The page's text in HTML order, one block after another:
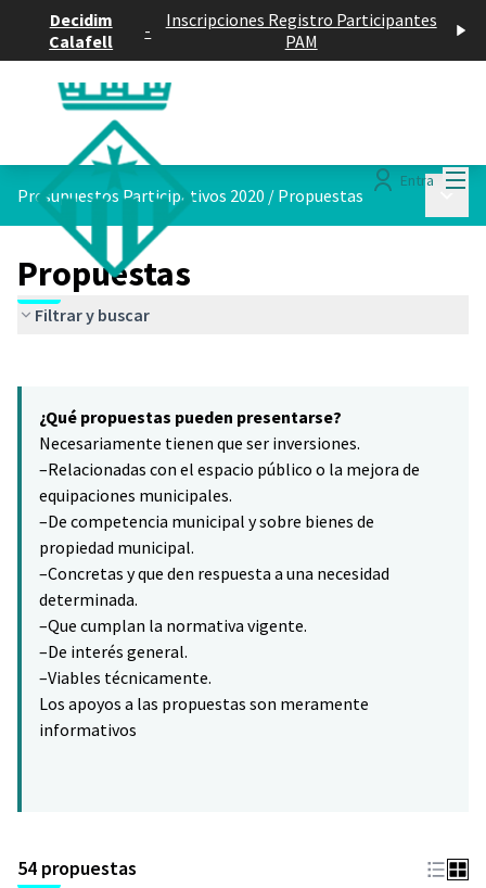
Decidim
Calafell
-
Inscripciones Registro Participantes
PAM
Entra
Presupuestos Participativos 2020 / Propuestas
Propuestas
Filtrar y buscar
−
¿Qué propuestas pueden presentarse?
Necesariamente tienen que ser inversiones.
–Relacionadas con el espacio público o la mejora de
equipaciones municipales.
–De competencia municipal y sobre bienes de
propiedad municipal.
–Concretas y que den respuesta a una necesidad
determinada.
–Que cumplan la normativa vigente.
–De interés general.
–Viables técnicamente.
Los apoyos a las propuestas son meramente
informativos
54 propuestas